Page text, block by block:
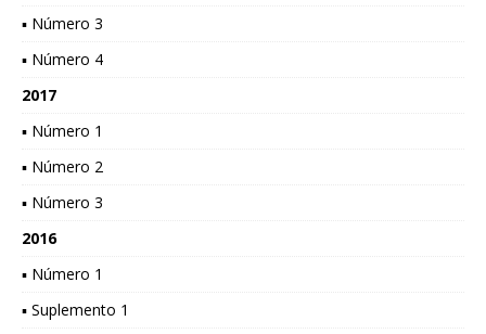
▪ Número 3
▪ Número 4
2017
▪ Número 1
▪ Número 2
▪ Número 3
2016
▪ Número 1
▪ Suplemento 1